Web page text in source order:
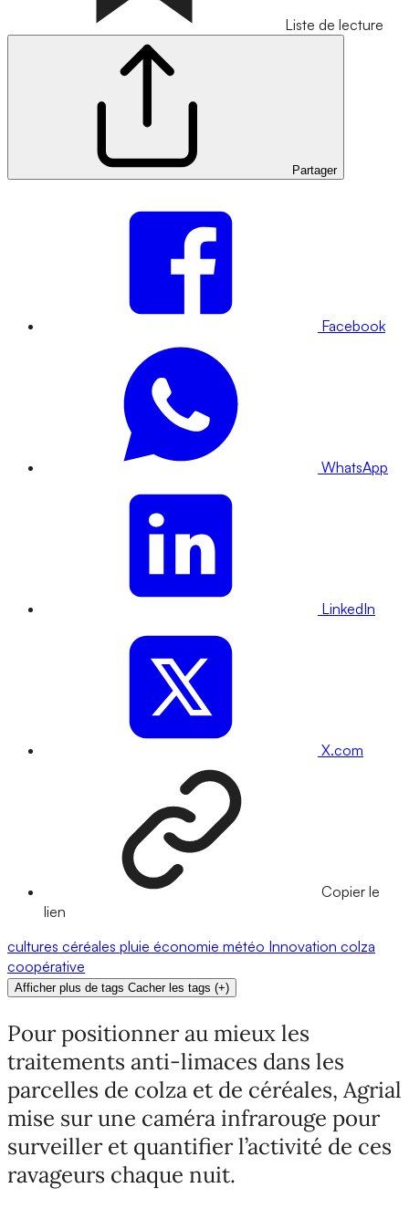
Liste de lecture
Partager
Facebook
WhatsApp
LinkedIn
X.com
Copier le
lien
cultures céréales pluie économie météo Innovation colza
coopérative
Afficher plus de tags Cacher les tags (+)
Pour positionner au mieux les
traitements anti-limaces dans les
parcelles de colza et de céréales, Agrial
mise sur une caméra infrarouge pour
surveiller et quantifier l’activité de ces
ravageurs chaque nuit.